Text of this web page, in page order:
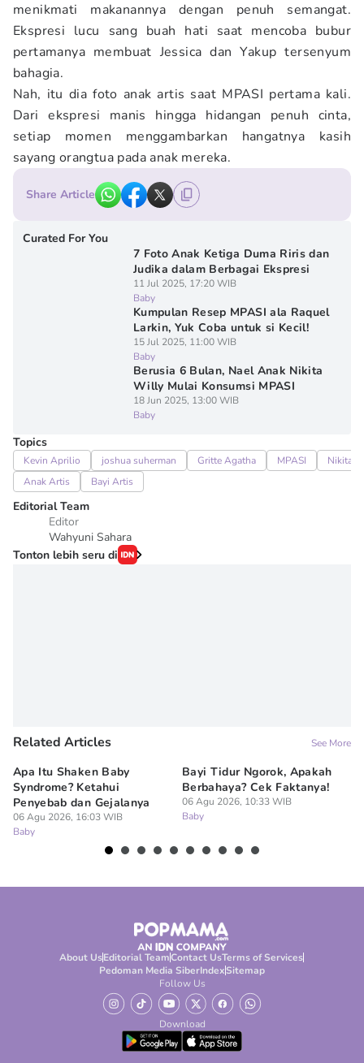
menikmati makanannya dengan penuh semangat.
Ekspresi lucu sang buah hati saat mencoba bubur
pertamanya membuat Jessica dan Yakup tersenyum
bahagia.
Nah, itu dia foto anak artis saat MPASI pertama kali.
Dari ekspresi manis hingga hidangan penuh cinta,
setiap momen menggambarkan hangatnya kasih
sayang orangtua pada anak mereka.
Share Article
Curated For You
7 Foto Anak Ketiga Duma Riris dan
Judika dalam Berbagai Ekspresi
11 Jul 2025, 17:20 WIB
Baby
Kumpulan Resep MPASI ala Raquel
Larkin, Yuk Coba untuk si Kecil!
15 Jul 2025, 11:00 WIB
Baby
Berusia 6 Bulan, Nael Anak Nikita
Willy Mulai Konsumsi MPASI
18 Jun 2025, 13:00 WIB
Baby
Topics
Kevin Aprilio joshua suherman Gritte Agatha MPASI
Nikita
Anak Artis
Bayi Artis
Editorial Team
Editor
Wahyuni Sahara
Tonton lebih seru di
Related Articles See More
Apa Itu Shaken Baby
Syndrome? Ketahui
Penyebab dan Gejalanya
06 Agu 2026, 16:03 WIB
Baby
Bayi Tidur Ngorok, Apakah
Berbahaya? Cek Faktanya!
06 Agu 2026, 10:33 WIB
Baby
About UsEditorial TeamContact UsTerms of Services
Pedoman Media SiberIndexSitemap
Follow Us
Download